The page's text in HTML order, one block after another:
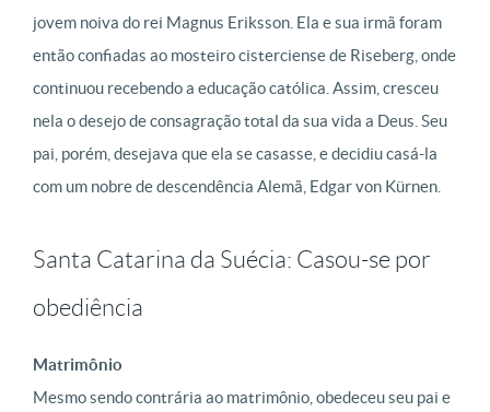
jovem noiva do rei Magnus Eriksson. Ela e sua irmã foram
então confiadas ao mosteiro cisterciense de Riseberg, onde
continuou recebendo a educação católica. Assim, cresceu
nela o desejo de consagração total da sua vida a Deus. Seu
pai, porém, desejava que ela se casasse, e decidiu casá-la
com um nobre de descendência Alemã, Edgar von Kürnen.
Santa Catarina da Suécia: Casou-se por
obediência
Matrimônio
Mesmo sendo contrária ao matrimônio, obedeceu seu pai e